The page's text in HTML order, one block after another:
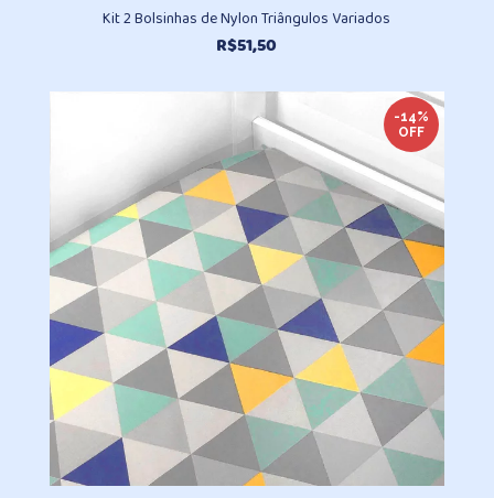
Kit 2 Bolsinhas de Nylon Triângulos Variados
R$51,50
-14%
OFF